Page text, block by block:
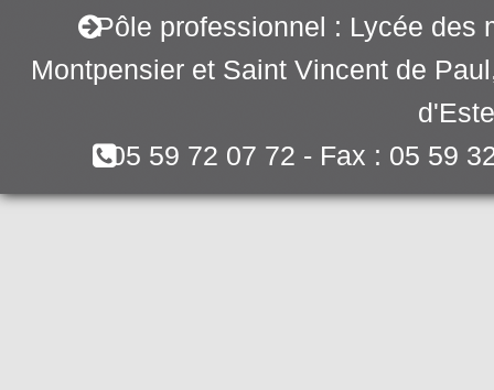
Pôle professionnel : Lycée des
Montpensier et Saint Vincent de
05 59 72 07 72 - Fax : 05 59